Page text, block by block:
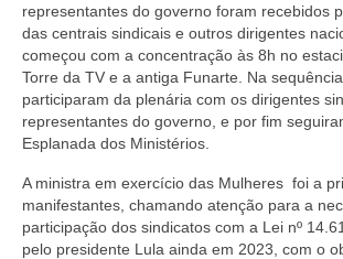
representantes do governo foram recebidos
das centrais sindicais e outros dirigentes
começou com a concentração às 8h no
Torre da TV e a antiga Funarte. Na
participaram da plenária com os dirigentes
representantes do governo, e por fim
Esplanada dos Ministérios.
A ministra em exercício das Mulheres foi a
manifestantes, chamando atenção para a
participação dos sindicatos com a Lei nº
pelo presidente Lula ainda em 2023, com o